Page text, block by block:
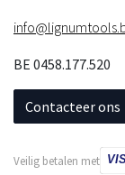
BE 0458.177.520
Contacteer ons
Veilig betalen met